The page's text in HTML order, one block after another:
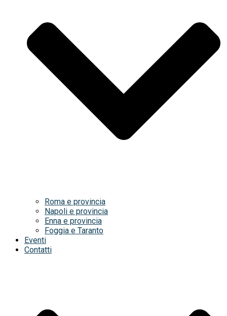
Roma e provincia
Napoli e provincia
Enna e provincia
Foggia e Taranto
Eventi
Contatti